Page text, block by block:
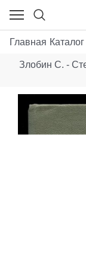
Главная Каталог
Злобин С. -